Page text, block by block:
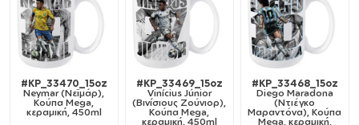
#KP_33470_15oz
Neymar (Νεϊμάρ),
Κούπα Mega,
κεραμική, 450ml
#KP_33469_15oz
Vinícius Júnior
(Βινίσιους Ζούνιορ),
Κούπα Mega,
κεραμική, 450ml
#KP_33468_15oz
Diego Maradona
(Ντιέγκο
Μαραντόνα), Κούπα
Mega, κεραμική,